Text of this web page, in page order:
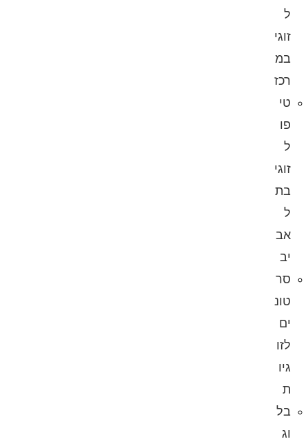
ל
זוגי
במ
רכז
טי
פו
ל
זוגי
בת
ל
אב
יב
סר
טונ
ים
לזו
גיו
ת
בל
וג